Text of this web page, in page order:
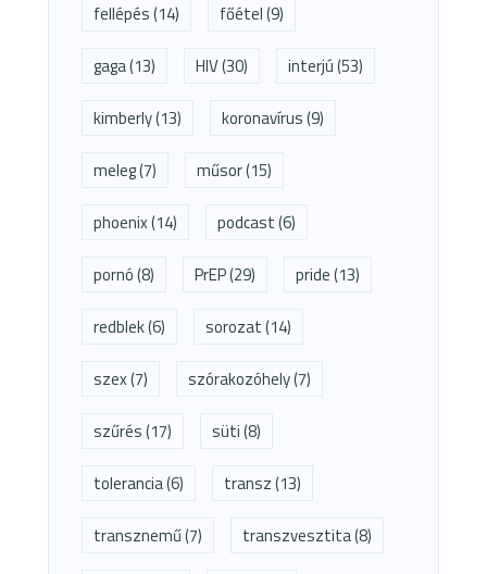
fellépés(14) főétel(9)
gaga(13) HIV(30) interjú(53)
kimberly(13) koronavírus(9)
meleg(7) műsor(15)
phoenix(14) podcast(6)
pornó(8) PrEP(29) pride(13)
redblek(6) sorozat(14)
szex(7) szórakozóhely(7)
szűrés(17) süti(8)
tolerancia(6) transz(13)
transznemű(7) transzvesztita(8)